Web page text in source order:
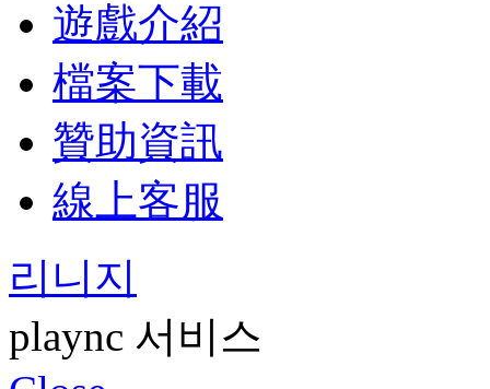
遊戲介紹
檔案下載
贊助資訊
線上客服
리니지
plaync 서비스